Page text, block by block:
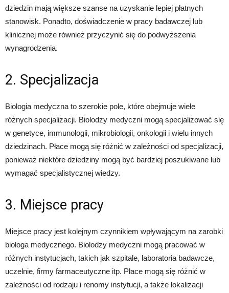
dziedzin mają większe szanse na uzyskanie lepiej płatnych
stanowisk. Ponadto, doświadczenie w pracy badawczej lub
klinicznej może również przyczynić się do podwyższenia
wynagrodzenia.
2. Specjalizacja
Biologia medyczna to szerokie pole, które obejmuje wiele
różnych specjalizacji. Biolodzy medyczni mogą specjalizować się
w genetyce, immunologii, mikrobiologii, onkologii i wielu innych
dziedzinach. Płace mogą się różnić w zależności od specjalizacji,
ponieważ niektóre dziedziny mogą być bardziej poszukiwane lub
wymagać specjalistycznej wiedzy.
3. Miejsce pracy
Miejsce pracy jest kolejnym czynnikiem wpływającym na zarobki
biologa medycznego. Biolodzy medyczni mogą pracować w
różnych instytucjach, takich jak szpitale, laboratoria badawcze,
uczelnie, firmy farmaceutyczne itp. Płace mogą się różnić w
zależności od rodzaju i renomy instytucji, a także lokalizacji